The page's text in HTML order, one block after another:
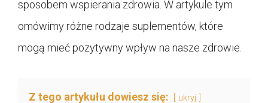
sposobem wspierania zdrowia. W artykule tym
omówimy różne rodzaje suplementów, które
mogą mieć pozytywny wpływ na nasze zdrowie.
Z tego artykułu dowiesz się: ukryj